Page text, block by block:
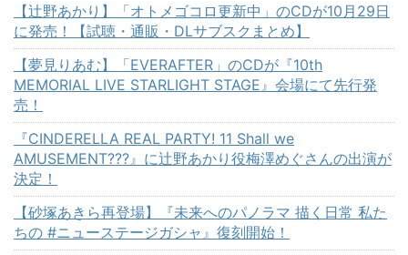
【辻野あかり】「オトメゴコロ更新中」のCDが10月29日
に発売！【試聴・通販・DLサブスクまとめ】
【夢見りあむ】「EVERAFTER」のCDが『10th
MEMORIAL LIVE STARLIGHT STAGE』会場にて先行発
売！
『CINDERELLA REAL PARTY! 11 Shall we
AMUSEMENT???』に辻野あかり役梅澤めぐさんの出演が
決定！
【砂塚あきら再登場】『未来へのパノラマ 描く日常 私た
ちの #ニューステージガシャ』復刻開始！